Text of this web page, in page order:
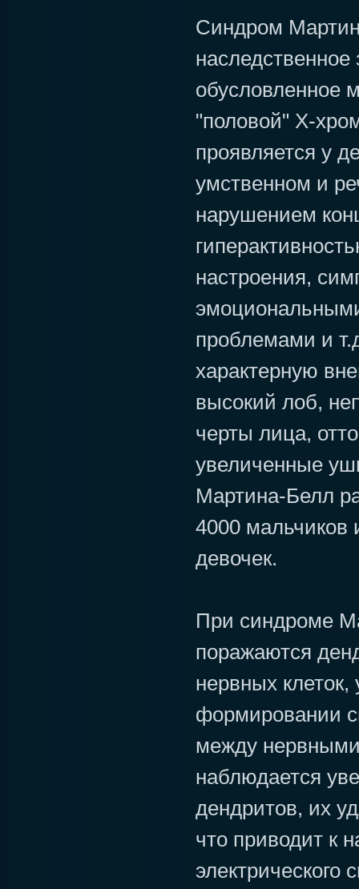
Синдром
наследственное
обусловленное
"половой" Х-
проявляется у
умственном и
нарушением
настроения,
проблемами и
характерную
высокий лоб,
черты лица,
увеличенные
Мартина-Белл
4000 мальчиков
девочек.
При синдроме
поражаются
нервных
формировании
между
наблюдается
дендритов, их
что приводит к
электрического